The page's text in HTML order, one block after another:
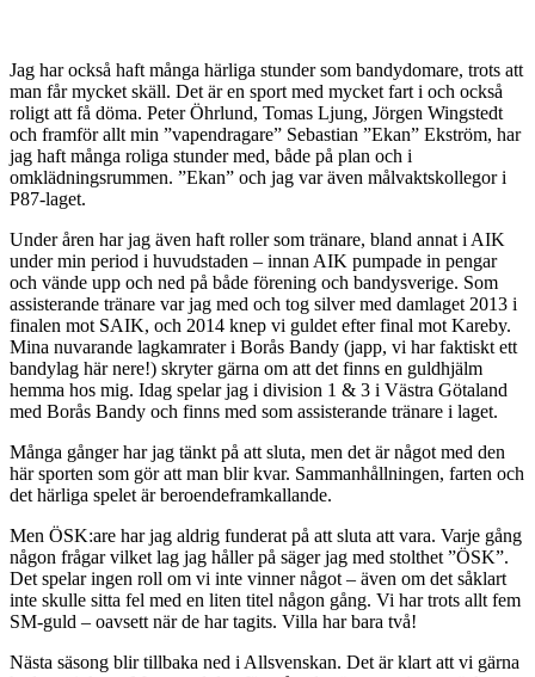
Jag har också haft många härliga stunder som bandydomare, trots att
man får mycket skäll. Det är en sport med mycket fart i och också
roligt att få döma. Peter Öhrlund, Tomas Ljung, Jörgen Wingstedt
och framför allt min ”vapendragare” Sebastian ”Ekan” Ekström, har
jag haft många roliga stunder med, både på plan och i
omklädningsrummen. ”Ekan” och jag var även målvaktskollegor i
P87-laget.
Under åren har jag även haft roller som tränare, bland annat i AIK
under min period i huvudstaden – innan AIK pumpade in pengar
och vände upp och ned på både förening och bandysverige. Som
assisterande tränare var jag med och tog silver med damlaget 2013 i
finalen mot SAIK, och 2014 knep vi guldet efter final mot Kareby.
Mina nuvarande lagkamrater i Borås Bandy (japp, vi har faktiskt ett
bandylag här nere!) skryter gärna om att det finns en guldhjälm
hemma hos mig. Idag spelar jag i division 1 & 3 i Västra Götaland
med Borås Bandy och finns med som assisterande tränare i laget.
Många gånger har jag tänkt på att sluta, men det är något med den
här sporten som gör att man blir kvar. Sammanhållningen, farten och
det härliga spelet är beroendeframkallande.
Men ÖSK:are har jag aldrig funderat på att sluta att vara. Varje gång
någon frågar vilket lag jag håller på säger jag med stolthet ”ÖSK”.
Det spelar ingen roll om vi inte vinner något – även om det såklart
inte skulle sitta fel med en liten titel någon gång. Vi har trots allt fem
SM-guld – oavsett när de har tagits. Villa har bara två!
Nästa säsong blir tillbaka ned i Allsvenskan. Det är klart att vi gärna